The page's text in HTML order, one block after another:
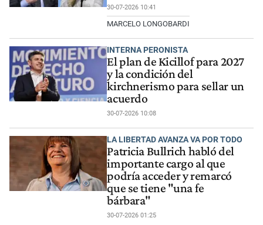
30-07-2026 10:41
MARCELO LONGOBARDI
INTERNA PERONISTA
El plan de Kicillof para 2027
y la condición del
kirchnerismo para sellar un
acuerdo
30-07-2026 10:08
LA LIBERTAD AVANZA VA POR TODO
Patricia Bullrich habló del
importante cargo al que
podría acceder y remarcó
que se tiene "una fe
bárbara"
30-07-2026 01:25